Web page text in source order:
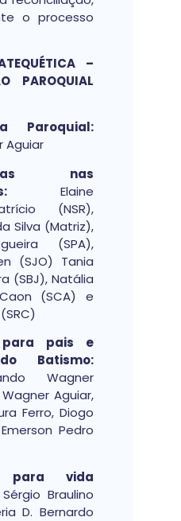
o processo
–
PAROQUIAL
Paroquial:
Aguiar
nas
Elaine
(NSR),
Silva (Matriz),
(SPA),
(SJO) Tania
(SBJ), Natália
(SCA) e
para pais e
Batismo:
Wagner
Aguiar,
Ferro, Diogo
Pedro
para vida
Sérgio Braulino
D. Bernardo